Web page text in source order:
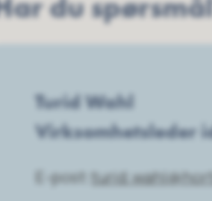
du
Turid Wahl
Virksomhetsleder
E-post